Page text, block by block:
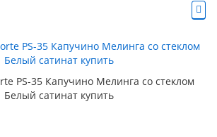
PS-35 Капучино Мелинга со стеклом
Белый сатинат купить